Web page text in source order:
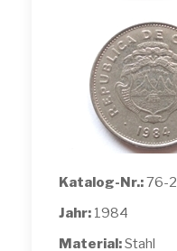
Katalog-Nr.:76-2
Jahr: 1984
Material:Stahl